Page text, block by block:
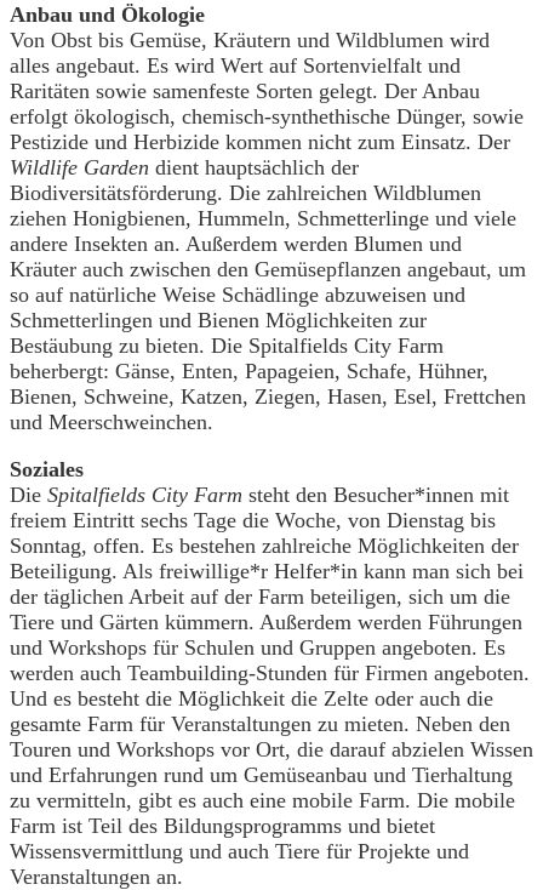
Anbau und Ökologie
Von Obst bis Gemüse, Kräutern und Wildblumen wird
alles angebaut. Es wird Wert auf Sortenvielfalt und
Raritäten sowie samenfeste Sorten gelegt. Der Anbau
erfolgt ökologisch, chemisch-synthethische Dünger, sowie
Pestizide und Herbizide kommen nicht zum Einsatz. Der
Wildlife Garden dient hauptsächlich der
Biodiversitätsförderung. Die zahlreichen Wildblumen
ziehen Honigbienen, Hummeln, Schmetterlinge und viele
andere Insekten an. Außerdem werden Blumen und
Kräuter auch zwischen den Gemüsepflanzen angebaut, um
so auf natürliche Weise Schädlinge abzuweisen und
Schmetterlingen und Bienen Möglichkeiten zur
Bestäubung zu bieten. Die Spitalfields City Farm
beherbergt: Gänse, Enten, Papageien, Schafe, Hühner,
Bienen, Schweine, Katzen, Ziegen, Hasen, Esel, Frettchen
und Meerschweinchen.
Soziales
Die Spitalfields City Farm steht den Besucher*innen mit
freiem Eintritt sechs Tage die Woche, von Dienstag bis
Sonntag, offen. Es bestehen zahlreiche Möglichkeiten der
Beteiligung. Als freiwillige*r Helfer*in kann man sich bei
der täglichen Arbeit auf der Farm beteiligen, sich um die
Tiere und Gärten kümmern. Außerdem werden Führungen
und Workshops für Schulen und Gruppen angeboten. Es
werden auch Teambuilding-Stunden für Firmen angeboten.
Und es besteht die Möglichkeit die Zelte oder auch die
gesamte Farm für Veranstaltungen zu mieten. Neben den
Touren und Workshops vor Ort, die darauf abzielen Wissen
und Erfahrungen rund um Gemüseanbau und Tierhaltung
zu vermitteln, gibt es auch eine mobile Farm. Die mobile
Farm ist Teil des Bildungsprogramms und bietet
Wissensvermittlung und auch Tiere für Projekte und
Veranstaltungen an.